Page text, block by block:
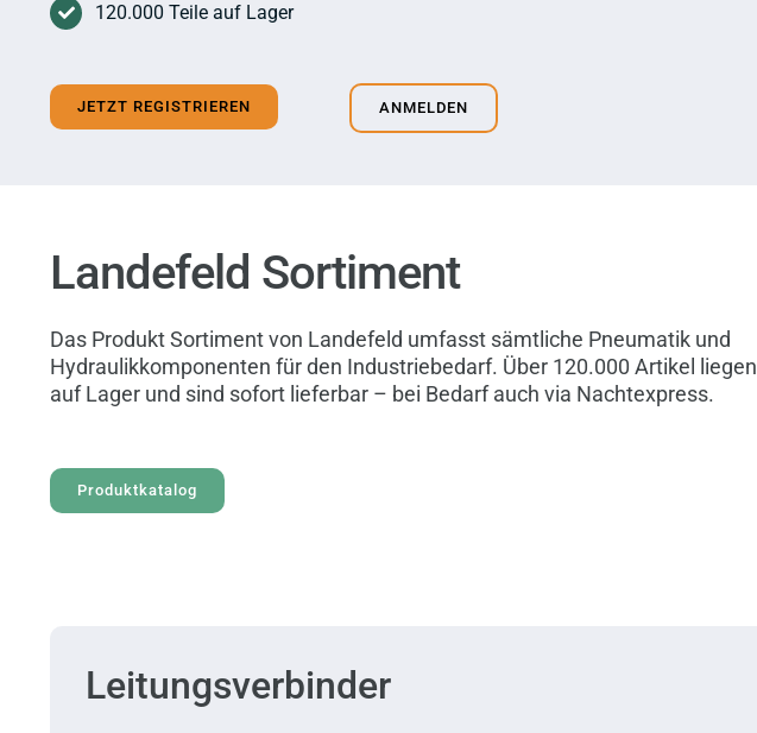
120.000 Teile auf Lager
JETZT REGISTRIEREN ANMELDEN
Landefeld Sortiment
Das Produkt Sortiment von Landefeld umfasst sämtliche Pneumatik und
Hydraulikkomponenten für den Industriebedarf. Über 120.000 Artikel liegen
auf Lager und sind sofort lieferbar – bei Bedarf auch via Nachtexpress.
Produktkatalog
Leitungsverbinder